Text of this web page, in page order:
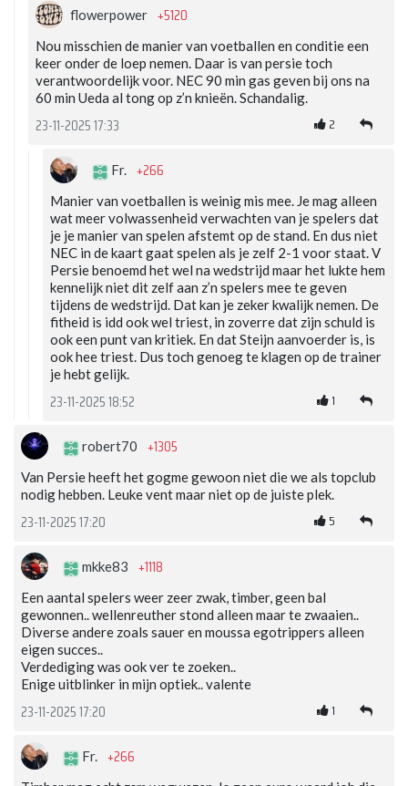
flowerpower +5120
Nou misschien de manier van voetballen en conditie een
keer onder de loep nemen. Daar is van persie toch
verantwoordelijk voor. NEC 90 min gas geven bij ons na
60 min Ueda al tong op z’n knieën. Schandalig.
23-11-2025 17:33 2
Fr. +266
Manier van voetballen is weinig mis mee. Je mag alleen
wat meer volwassenheid verwachten van je spelers dat
je je manier van spelen afstemt op de stand. En dus niet
NEC in de kaart gaat spelen als je zelf 2-1 voor staat. V
Persie benoemd het wel na wedstrijd maar het lukte hem
kennelijk niet dit zelf aan z’n spelers mee te geven
tijdens de wedstrijd. Dat kan je zeker kwalijk nemen. De
fitheid is idd ook wel triest, in zoverre dat zijn schuld is
ook een punt van kritiek. En dat Steijn aanvoerder is, is
ook hee triest. Dus toch genoeg te klagen op de trainer
je hebt gelijk.
23-11-2025 18:52 1
robert70 +1305
Van Persie heeft het gogme gewoon niet die we als topclub
nodig hebben. Leuke vent maar niet op de juiste plek.
23-11-2025 17:20 5
mkke83 +1118
Een aantal spelers weer zeer zwak, timber, geen bal
gewonnen.. wellenreuther stond alleen maar te zwaaien..
Diverse andere zoals sauer en moussa egotrippers alleen
eigen succes..
Verdediging was ook ver te zoeken..
Enige uitblinker in mijn optiek.. valente
23-11-2025 17:20 1
Fr. +266